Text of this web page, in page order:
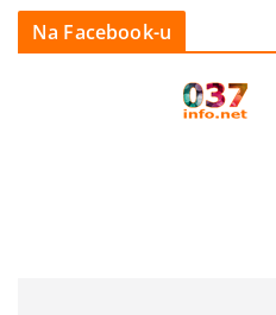
Na Facebook-u